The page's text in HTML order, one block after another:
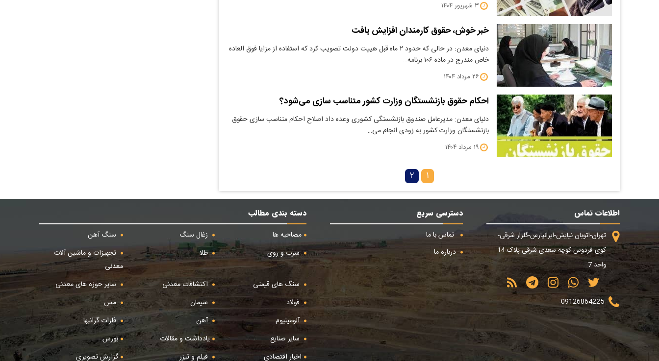
۳ شهریور ۱۴۰۴
خبر خوش، حقوق کارمندان افزایش یافت
دنیای معدن: در حالی که حدود ۲ ماه قبل هییت دولت تصویب کرد که استفاده از مزایا فوق العاده
خاص مندرج در ماده ۱۰۶ برنامه…
۲۶ مرداد ۱۴۰۴
احکام حقوق بازنشستگان وزارت کشور متناسب سازی می‌شود؟
دنیای معدن: مدیرعامل صندوق بازنشستگی کشوری وعده داد اصلاح احکام متناسب سازی حقوق
بازنشستگان وزارت کشور به زودی انجام می…
۱۹ مرداد ۱۴۰۴
۱ ۲
اطلاعات تماس
تهران-اتوبان نیایش-ایرانپارس-گلزار شرقی-
کوی فردوس-کوچه سعدی شرقی-پلاک 14
واحد 7
09126864225
دسترسی سریع
تماس با ما
درباره ما
دسته بندی مطالب
مصاحبه ها
زغال سنگ
سنگ آهن
سرب و روی
طلا
تجهیزات و ماشین آلات
معدنی
سنگ های قیمتی
اکتشافات معدنی
سایر حوزه های معدنی
فولاد
سیمان
مس
آلومینیوم
آهن
فلزات گرانبها
سایر صنایع
یادداشت و مقالات
بورس
اخبار اقتصادی
فیلم و تیزر گزارش تصویری